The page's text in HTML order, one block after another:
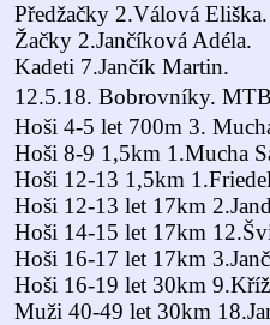
Předžačky 2.Válová Eliška.
Žačky 2.Jančíková Adéla.
Kadeti 7.Jančík Martin.
12.5.18. Bobrovníky.
Hoši 4-5 let 700m 3.
Hoši 8-9 1,5km 1.Mucha
Hoši 12-13 1,5km
Hoši 12-13 let 17km
Hoši 14-15 let 17km
Hoši 16-17 let 17km
Hoši 16-19 let 30km
Muži 40-49 let 30km